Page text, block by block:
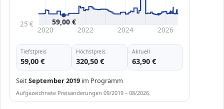
25 €
2020 2022 2024 2026
59,00 €
Tiefstpreis
59,00 €
Höchstpreis
320,50 €
Aktuell
63,90 €
SeitSeptember 2019 im Programm
Aufgezeichnete Preisänderungen 09/2019 – 08/2026.